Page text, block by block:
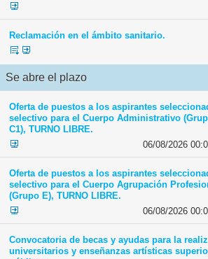
Reclamación en el ámbito sanitario.
Se abre el plazo
Oferta de puestos a los aspirantes
selectivo para el Cuerpo Administrativo
C1), TURNO LIBRE.
06/08/2026
Oferta de puestos a los aspirantes
selectivo para el Cuerpo Agrupación
(Grupo E), TURNO LIBRE.
06/08/2026
Convocatoria de becas y ayudas para la
universitarios y enseñanzas artísticas